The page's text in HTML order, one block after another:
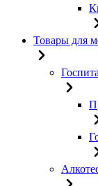
Товары для